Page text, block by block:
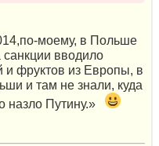
моему, в Польше
санкции вводило
и фруктов из Европы, в
и там не знали, куда
назло Путину.»